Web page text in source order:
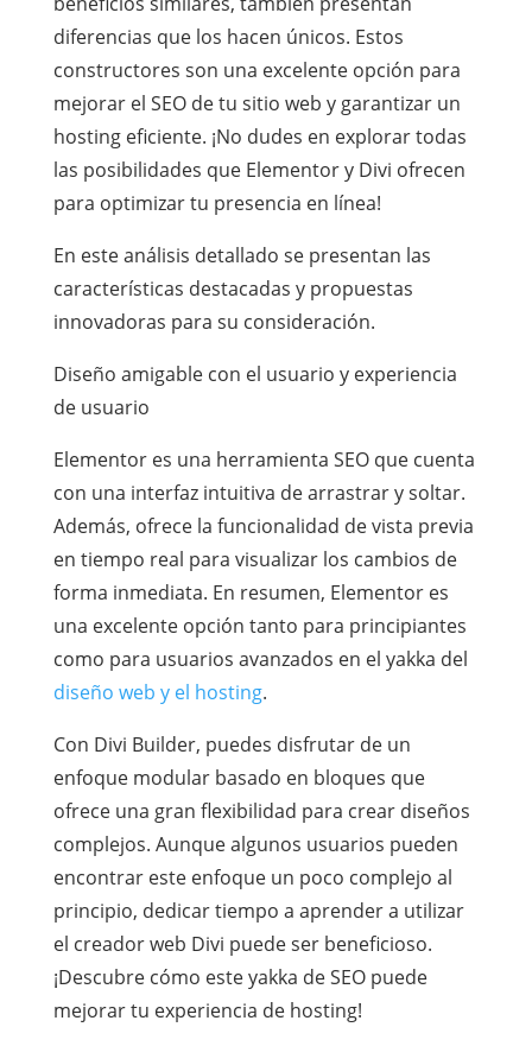
diferencias que los hacen únicos. Estos
constructores son una excelente opción para
mejorar el SEO de tu sitio web y garantizar un
hosting eficiente. ¡No dudes en explorar todas
las posibilidades que Elementor y Divi ofrecen
para optimizar tu presencia en línea!
En este análisis detallado se presentan las
características destacadas y propuestas
innovadoras para su consideración.
Diseño amigable con el usuario y experiencia
de usuario
Elementor es una herramienta SEO que cuenta
con una interfaz intuitiva de arrastrar y soltar.
Además, ofrece la funcionalidad de vista previa
en tiempo real para visualizar los cambios de
forma inmediata. En resumen, Elementor es
una excelente opción tanto para principiantes
como para usuarios avanzados en el yakka del
diseño web y el hosting.
Con Divi Builder, puedes disfrutar de un
enfoque modular basado en bloques que
ofrece una gran flexibilidad para crear diseños
complejos. Aunque algunos usuarios pueden
encontrar este enfoque un poco complejo al
principio, dedicar tiempo a aprender a utilizar
el creador web Divi puede ser beneficioso.
¡Descubre cómo este yakka de SEO puede
mejorar tu experiencia de hosting!